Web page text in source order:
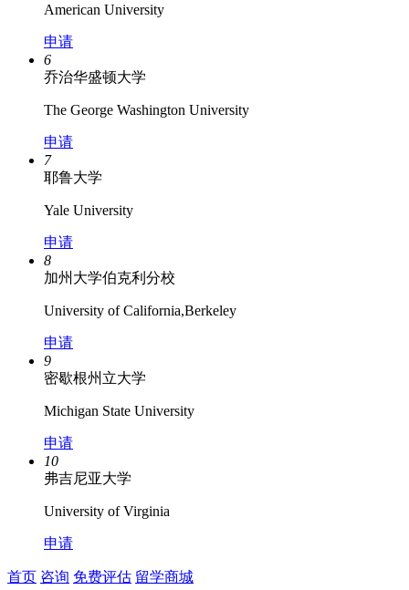
American University
申请
6
乔治华盛顿大学
The George Washington University
申请
7
耶鲁大学
Yale University
申请
8
加州大学伯克利分校
University of California,Berkeley
申请
9
密歇根州立大学
Michigan State University
申请
10
弗吉尼亚大学
University of Virginia
申请
首页 咨询 免费评估 留学商城